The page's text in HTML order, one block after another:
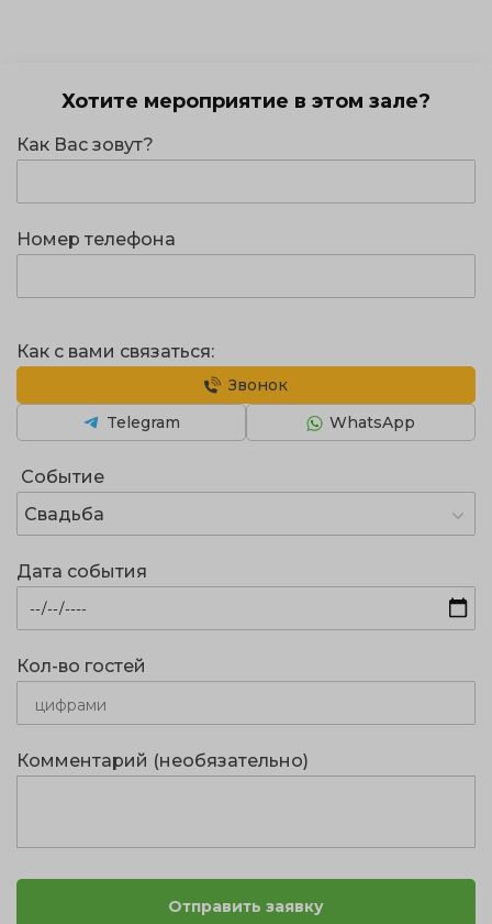
Хотите мероприятие в этом зале?
Как Вас зовут?
Номер телефона
Событие
Свадьба
Дата события
Кол-во гостей
Как с вами связаться:
Звонок
WhatsApp
Telegram
Комментарий (необязательно)